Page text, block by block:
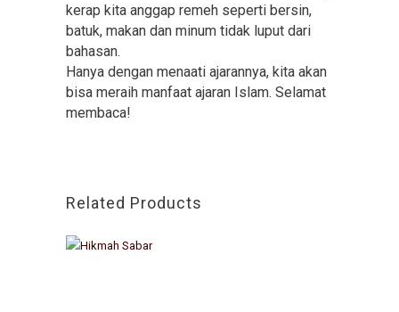
kerap kita anggap remeh seperti bersin,
batuk, makan dan minum tidak luput dari
bahasan.
Hanya dengan menaati ajarannya, kita akan
bisa meraih manfaat ajaran Islam. Selamat
membaca!
Related Products